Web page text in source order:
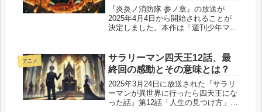
『炎炎ノ消防隊 参ノ章』の放送が
2025年4月4日から開始されることが
決定しました。本作は「週刊少年マガ
で、今回の「参ノ章」はその最終章と
なります。本記事では、第1クールの
詳...
アニメ
サラリーマン四天王12話、最
終回の感動とその意味とは？
2025年3月24日に放送された『サラリ
ーマンが異世界に行ったら四天王にな
った話』第12話「人生の見つけ方」